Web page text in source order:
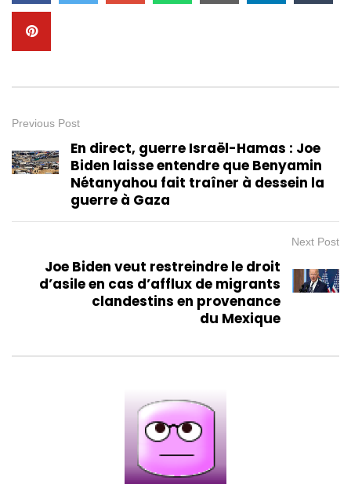
Previous Post
En direct, guerre Israël-Hamas : Joe
Biden laisse entendre que Benyamin
Nétanyahou fait traîner à dessein la
guerre à Gaza
Next Post
Joe Biden veut restreindre le droit
d’asile en cas d’afflux de migrants
clandestins en provenance
du Mexique